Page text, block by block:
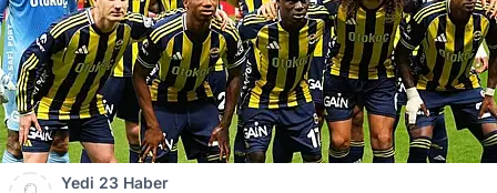
Yedi 23 Haber